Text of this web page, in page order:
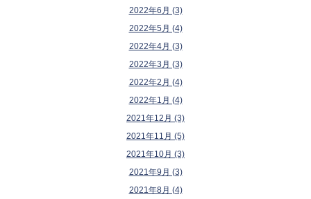
2022年6月 (3)
2022年5月 (4)
2022年4月 (3)
2022年3月 (3)
2022年2月 (4)
2022年1月 (4)
2021年12月 (3)
2021年11月 (5)
2021年10月 (3)
2021年9月 (3)
2021年8月 (4)